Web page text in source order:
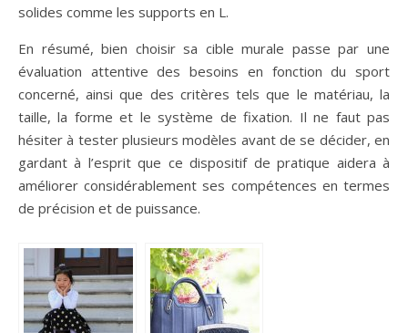
solides comme les supports en L.
En résumé, bien choisir sa cible murale passe par une
évaluation attentive des besoins en fonction du sport
concerné, ainsi que des critères tels que le matériau, la
taille, la forme et le système de fixation. Il ne faut pas
hésiter à tester plusieurs modèles avant de se décider, en
gardant à l’esprit que ce dispositif de pratique aidera à
améliorer considérablement ses compétences en termes
de précision et de puissance.